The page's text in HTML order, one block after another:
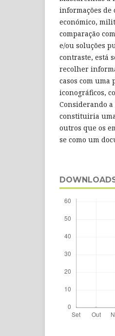
informações de
económico,
comparação
e/ou soluções
contraste, está
recolher
casos com uma
iconográficos,
Considerando
constituiria
outros que os
se como um